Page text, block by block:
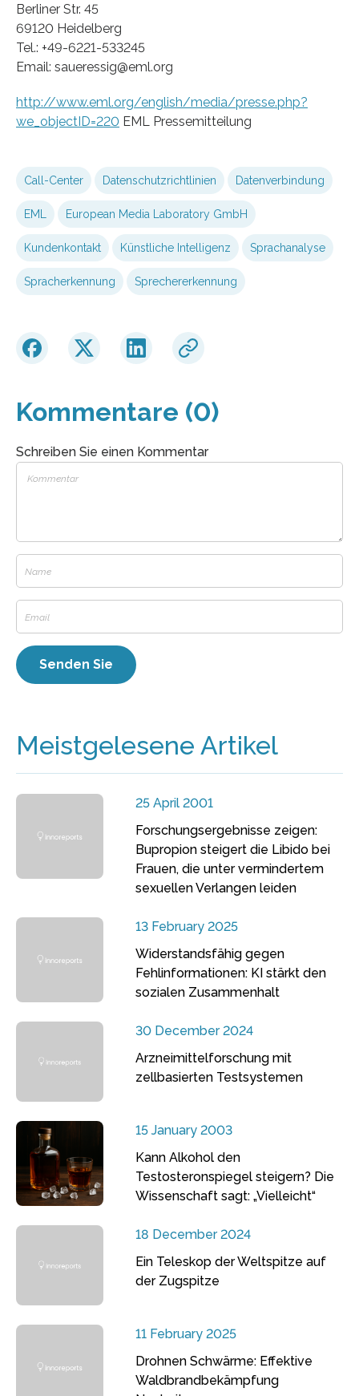
Berliner Str. 45
69120 Heidelberg
Tel.: +49-6221-533245
Email: saueressig@eml.org
http://www.eml.org/english/media/presse.php?
we_objectID=220 EML Pressemitteilung
Call-Center Datenschutzrichtlinien Datenverbindung
EML European Media Laboratory GmbH
Kundenkontakt Künstliche Intelligenz Sprachanalyse
Spracherkennung Sprechererkennung
Kommentare (0)
Schreiben Sie einen Kommentar
Meistgelesene Artikel
25 April 2001
Forschungsergebnisse zeigen:
Bupropion steigert die Libido bei
Frauen, die unter vermindertem
sexuellen Verlangen leiden
13 February 2025
Widerstandsfähig gegen
Fehlinformationen: KI stärkt den
sozialen Zusammenhalt
30 December 2024
Arzneimittelforschung mit
zellbasierten Testsystemen
15 January 2003
Kann Alkohol den
Testosteronspiegel steigern? Die
Wissenschaft sagt: „Vielleicht“
18 December 2024
Ein Teleskop der Weltspitze auf
der Zugspitze
11 February 2025
Drohnen Schwärme: Effektive
Waldbrandbekämpfung